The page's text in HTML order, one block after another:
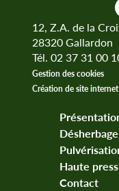
12, Z.A. de la
28320Gallardon
Tél. 02 37 31 00
Gestion des cookies
Création de site
Haute
Contact